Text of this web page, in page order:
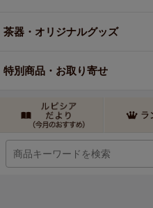
茶器・オリジナルグッズ
特別商品・お取り寄せ